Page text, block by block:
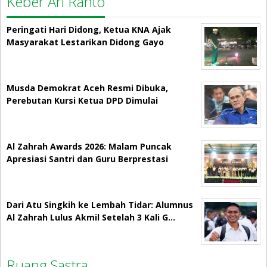
Peringati Hari Didong, Ketua KNA Ajak
Masyarakat Lestarikan Didong Gayo
Musda Demokrat Aceh Resmi Dibuka,
Perebutan Kursi Ketua DPD Dimulai
Al Zahrah Awards 2026: Malam Puncak
Apresiasi Santri dan Guru Berprestasi
Dari Atu Singkih ke Lembah Tidar: Alumnus
Al Zahrah Lulus Akmil Setelah 3 Kali G…